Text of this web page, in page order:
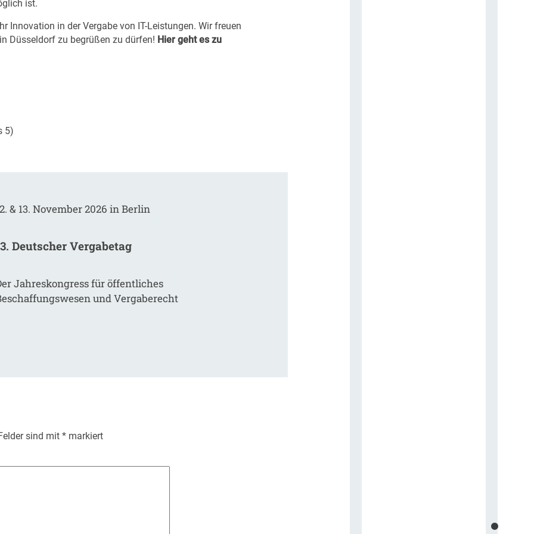
ist.
Innovation in der Vergabe von IT-Leistungen. Wir freuen
Düsseldorf zu begrüßen zu dürfen! Hier geht es zu
5)
& 13. November 2026 in Berlin
Deutscher Vergabetag
Jahreskongress für öffentliches
und Vergaberecht
sind mit * markiert